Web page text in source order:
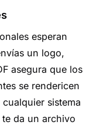
esperan
un logo,
asegura que los
se rendericen
sistema
te da un archivo